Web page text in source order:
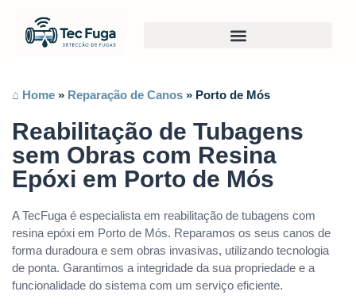
⌂ Home » Reparação de Canos » Porto de Mós
Reabilitação de Tubagens
sem Obras com Resina
Epóxi em Porto de Mós
A TecFuga é especialista em reabilitação de tubagens com
resina epóxi em Porto de Mós. Reparamos os seus canos de
forma duradoura e sem obras invasivas, utilizando tecnologia
de ponta. Garantimos a integridade da sua propriedade e a
funcionalidade do sistema com um serviço eficiente.